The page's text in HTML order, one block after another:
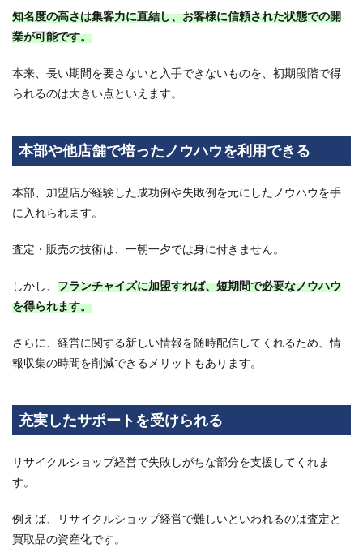
ズも
比
較！
知名度の高さは集客力に直結し、お客様に信頼された状態での開
業が可能です。
本来、長い期間を要さないと入手できないものを、初期段階で得
られるのは大きい点といえます。
本部や他店舗で培ったノウハウを利用できる
本部、加盟店が経験した成功例や失敗例を元にしたノウハウを手
に入れられます。
査定・販売の技術は、一朝一夕では身に付きません。
しかし、 フランチャイズに加盟すれば、短期間で必要なノウハウ
を得られます。
さらに、経営に関する新しい情報を随時配信してくれるため、情
報収集の時間を削減できるメリットもあります。
充実したサポートを受けられる
リサイクルショップ経営で失敗しがちな部分を支援してくれま
す。
例えば、リサイクルショップ経営で難しいといわれるのは査定と
買取品の資産化です。